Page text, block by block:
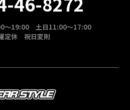
～19:00 土日11:00～17:00
定休 祝日変則